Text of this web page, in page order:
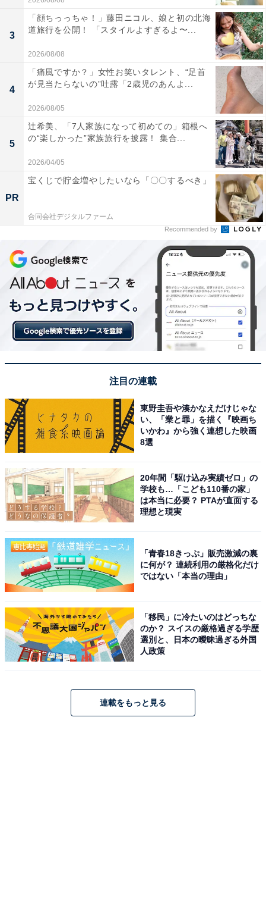
3
「顔ちっっちゃ！」藤田ニコル、娘と初の北海
道旅行を公開！ 「スタイルよすぎるよ〜...
2026/08/08
4
「痛風ですか？」女性お笑いタレント、“足首
が見当たらないの”吐露「2歳児のあんよ...
2026/08/05
5
辻希美、「7人家族になって初めての」箱根へ
の“楽しかった”家族旅行を披露！ 集合...
2026/04/05
PR
宝くじで貯金増やしたいなら「〇〇するべき」
合同会社デジタルファーム
Recommended by
注目の連載
東野圭吾や湊かなえだけじゃな
い、「業と罪」を描く『映画ち
いかわ』から強く連想した映画
8選
20年間「駆け込み実績ゼロ」の
学校も…「こども110番の家」
は本当に必要？ PTAが直面する
理想と現実
「青春18きっぷ」販売激減の裏
に何が？ 連続利用の厳格化だけ
ではない「本当の理由」
「移民」に冷たいのはどっちな
のか？ スイスの厳格過ぎる学歴
選別と、日本の曖昧過ぎる外国
人政策
連載をもっと見る